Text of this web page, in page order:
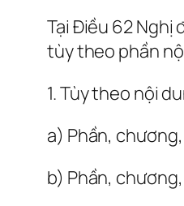
Tại Điều 62 Nghị
tùy theo phần
1. Tùy theo nội
a) Phần,
b) Phần,